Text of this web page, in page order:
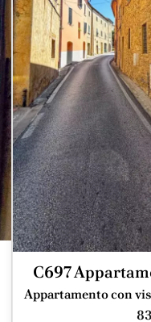
C697
Appartamento con